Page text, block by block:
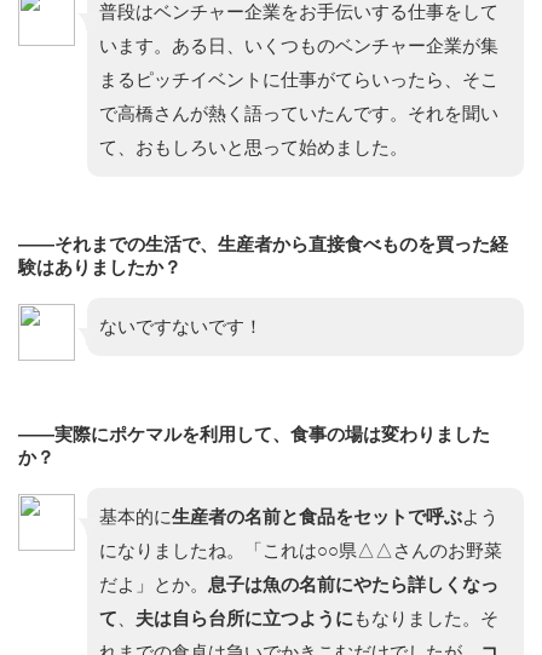
普段はベンチャー企業をお手伝いする仕事をして
います。ある日、いくつものベンチャー企業が集
まるピッチイベントに仕事がてらいったら、そこ
で高橋さんが熱く語っていたんです。それを聞い
て、おもしろいと思って始めました。
——それまでの生活で、生産者から直接食べものを買った経
験はありましたか？
ないですないです！
——実際にポケマルを利用して、食事の場は変わりました
か？
基本的に生産者の名前と食品をセットで呼ぶよう
になりましたね。「これは○○県△△さんのお野菜
だよ」とか。 息子は魚の名前にやたら詳しくなっ
て
夫は自ら台所に立つように もなりました。そ